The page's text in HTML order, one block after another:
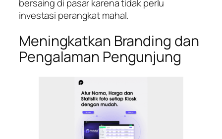
bersaing di pasar karena tidak perlu
investasi perangkat mahal.
Meningkatkan Branding dan
Pengalaman Pengunjung